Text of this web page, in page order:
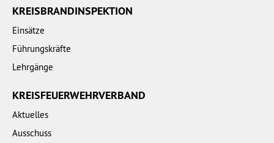
KREISBRANDINSPEKTION
Einsätze
Führungskräfte
Lehrgänge
KREISFEUERWEHRVERBAND
Aktuelles
Ausschuss